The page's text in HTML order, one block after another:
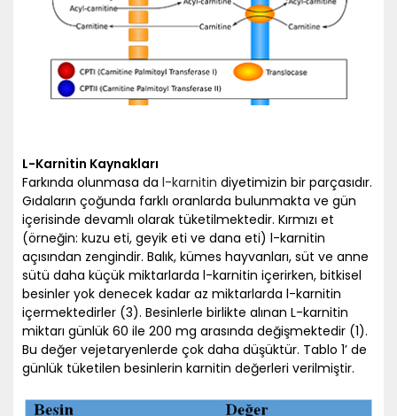
L-Karnitin Kaynakları
Farkında olunmasa da l-karnitin diyetimizin bir parçasıdır.
Gıdaların çoğunda farklı oranlarda bulunmakta ve gün
içerisinde devamlı olarak tüketilmektedir. Kırmızı et
(örneğin: kuzu eti, geyik eti ve dana eti) l-karnitin
açısından zengindir. Balık, kümes hayvanları, süt ve anne
sütü daha küçük miktarlarda l-karnitin içerirken, bitkisel
besinler yok denecek kadar az miktarlarda l-karnitin
içermektedirler (3). Besinlerle birlikte alınan L-karnitin
miktarı günlük 60 ile 200 mg arasında değişmektedir (1).
Bu değer vejetaryenlerde çok daha düşüktür. Tablo 1’ de
günlük tüketilen besinlerin karnitin değerleri verilmiştir.